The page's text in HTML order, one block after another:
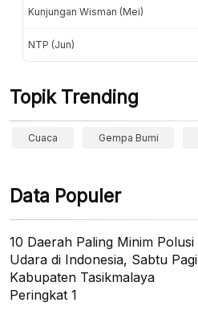
Kunjungan Wisman (Mei)
NTP (Jun)
Topik Trending
Cuaca Gempa Bumi
Data Populer
10 Daerah Paling Minim Polusi
Udara di Indonesia, Sabtu Pagi
Kabupaten Tasikmalaya
Peringkat 1